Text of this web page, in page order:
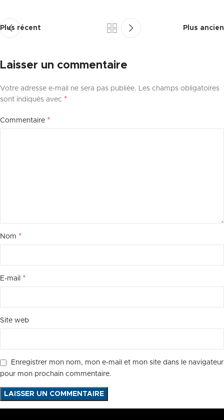
Plus récent Plus ancien
Laisser un commentaire
Votre adresse e-mail ne sera pas publiée.
Les champs obligatoires
sont indiqués avec *
Commentaire *
Nom *
E-mail *
Site web
Enregistrer mon nom, mon e-mail et mon site dans le navigateur
pour mon prochain commentaire.